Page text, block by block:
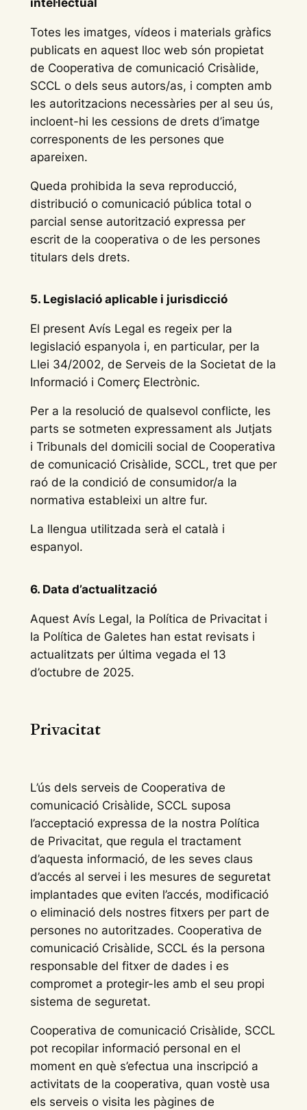
Totes les imatges, vídeos i materials gràfics
publicats en aquest lloc web són propietat
de Cooperativa de comunicació Crisàlide,
SCCL o dels seus autors/as, i compten amb
les autoritzacions necessàries per al seu ús,
incloent-hi les cessions de drets d’imatge
corresponents de les persones que
apareixen.
Queda prohibida la seva reproducció,
distribució o comunicació pública total o
parcial sense autorització expressa per
escrit de la cooperativa o de les persones
titulars dels drets.
5. Legislació aplicable i jurisdicció
El present Avís Legal es regeix per la
legislació espanyola i, en particular, per la
Llei 34/2002, de Serveis de la Societat de la
Informació i Comerç Electrònic.
Per a la resolució de qualsevol conflicte, les
parts se sotmeten expressament als Jutjats
i Tribunals del domicili social de Cooperativa
de comunicació Crisàlide, SCCL, tret que per
raó de la condició de consumidor/a la
normativa estableixi un altre fur.
La llengua utilitzada serà el català i
espanyol.
6. Data d’actualització
Aquest Avís Legal, la Política de Privacitat i
la Política de Galetes han estat revisats i
actualitzats per última vegada el 13
d’octubre de 2025.
Privacitat
L’ús dels serveis de Cooperativa de
comunicació Crisàlide, SCCL suposa
l’acceptació expressa de la nostra Política
de Privacitat, que regula el tractament
d’aquesta informació, de les seves claus
d’accés al servei i les mesures de seguretat
implantades que eviten l’accés, modificació
o eliminació dels nostres fitxers per part de
persones no autoritzades. Cooperativa de
comunicació Crisàlide, SCCL és la persona
responsable del fitxer de dades i es
compromet a protegir-les amb el seu propi
sistema de seguretat.
Cooperativa de comunicació Crisàlide, SCCL
pot recopilar informació personal en el
moment en què s’efectua una inscripció a
activitats de la cooperativa, quan vostè usa
els serveis o visita les pàgines de